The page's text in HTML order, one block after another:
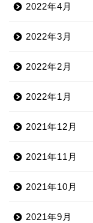
2022年4月
2022年3月
2022年2月
2022年1月
2021年12月
2021年11月
2021年10月
2021年9月